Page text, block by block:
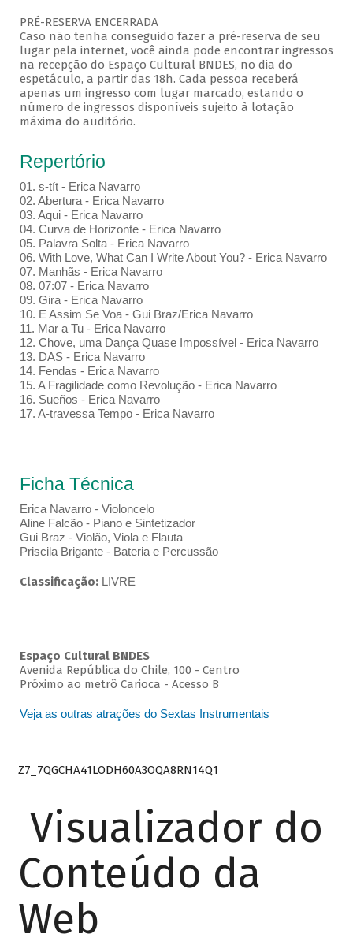
PRÉ-RESERVA ENCERRADA
Caso não tenha conseguido fazer a pré-reserva de seu
lugar pela internet, você ainda pode encontrar ingressos
na recepção do Espaço Cultural BNDES, no dia do
espetáculo, a partir das 18h. Cada pessoa receberá
apenas um ingresso com lugar marcado, estando o
número de ingressos disponíveis sujeito à lotação
máxima do auditório.
Repertório
01. s-tít - Erica Navarro
02. Abertura - Erica Navarro
03. Aqui - Erica Navarro
04. Curva de Horizonte - Erica Navarro
05. Palavra Solta - Erica Navarro
06. With Love, What Can I Write About You? - Erica Navarro
07. Manhãs - Erica Navarro
08. 07:07 - Erica Navarro
09. Gira - Erica Navarro
10. E Assim Se Voa - Gui Braz/Erica Navarro
11. Mar a Tu - Erica Navarro
12. Chove, uma Dança Quase Impossível - Erica Navarro
13. DAS - Erica Navarro
14. Fendas - Erica Navarro
15. A Fragilidade como Revolução - Erica Navarro
16. Sueños - Erica Navarro
17. A-travessa Tempo - Erica Navarro
Ficha Técnica
Erica Navarro - Violoncelo
Aline Falcão - Piano e Sintetizador
Gui Braz - Violão, Viola e Flauta
Priscila Brigante - Bateria e Percussão
Classificação: LIVRE
Espaço Cultural BNDES
Avenida República do Chile, 100 - Centro
Próximo ao metrô Carioca - Acesso B
Veja as outras atrações do Sextas Instrumentais
Z7_7QGCHA41LODH60A3OQA8RN14Q1
Visualizador do
Conteúdo da
Web